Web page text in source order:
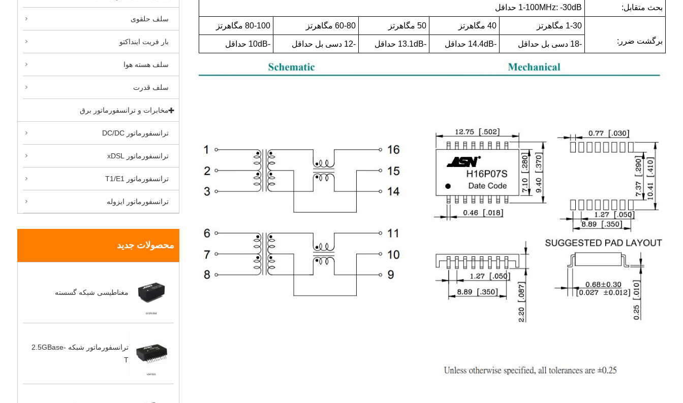
سلف حلقوی
بار فریت اینداکتو
سلف هسته هوا
سلف قدرت
مخابرات و ترانسفورماتور برق
ترانسفورماتور DC/DC
ترانسفورماتور xDSL
ترانسفورماتور T1/E1
ترانسفورماتور ایزوله
محصولات جدید
مغناطیسی شبکه گسسته
ترانسفورماتور شبکه 2.5GBase-
T
بحث متقابل: 1-100MHz: -30dB حداقل
برگشت ضرر:
1-30 مگاهرتز 40 مگاهرتز 50 مگاهرتز 60-80 مگاهرتز 80-100 مگاهرتز
-18 دسی بل حداقل -14.4dB حداقل -13.1dB حداقل -12 دسی بل حداقل -10dB حداقل